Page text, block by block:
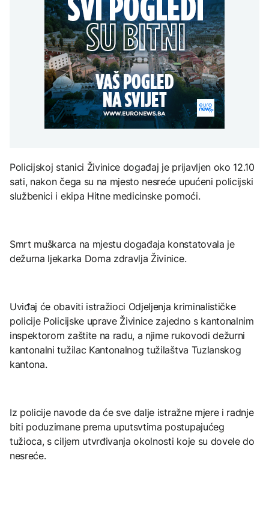
zatvorena obilaznica
uputstva za skreniranje
AKTUELNO
Požar se širi Bijeljinom,
zatvorena obilaznica
AKTUELNO
Plan da se u Crnoj Gori
prave centri za prihvat
migranata? Spajić:
Nismo vodili pregovore
Hirošima obilježava
godišnjicu atomskog
bombardovanja: Poziv
na ukidanje nuklearnog
oružja
FOKUS
Žedni za novcem: Koje bi
nove poreze EU mogla
uvesti od 2028. godine?
spektakl “Brechtovi
duhovi”
TEHNOLOGIJA
Dio rakete SpaceX
velikom brzinom pada
na Mjesec
Britanska kraljevska
kovnica iz elektronskog
otpada izdvaja zlato
Policijskoj stanici Živinice događaj je prijavljen oko 12.10
sati, nakon čega su na mjesto nesreće upućeni policijski
službenici i ekipa Hitne medicinske pomoći.
Smrt muškarca na mjestu događaja konstatovala je
dežurna ljekarka Doma zdravlja Živinice.
Uviđaj će obaviti istražioci Odjeljenja kriminalističke
policije Policijske uprave Živinice zajedno s kantonalnim
inspektorom zaštite na radu, a njime rukovodi dežurni
kantonalni tužilac Kantonalnog tužilaštva Tuzlanskog
kantona.
Iz policije navode da će sve dalje istražne mjere i radnje
biti poduzimane prema uputsvtima postupajućeg
tužioca, s ciljem utvrđivanja okolnosti koje su dovele do
nesreće.